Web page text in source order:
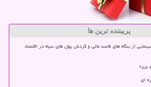
پربیننده ترین ها
از بنگاه های فاسد مالی و گردش پول های سیاه در اقتصاد
شد؟
ای